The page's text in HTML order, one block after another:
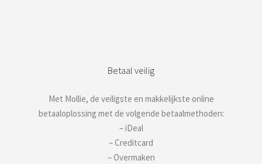
Betaal veilig
Met Mollie, de veiligste en makkelijkste online
betaaloplossing met de volgende betaalmethoden:
– iDeal
– Creditcard
– Overmaken